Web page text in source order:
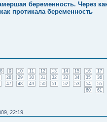
беременность. Через
протикала беременность
8 9 10 11 12 13 14 15 16
17
28 29 30 31 32 33 34 35
36
47 48 49 50 51 52 53 54
55
60
61
22:19